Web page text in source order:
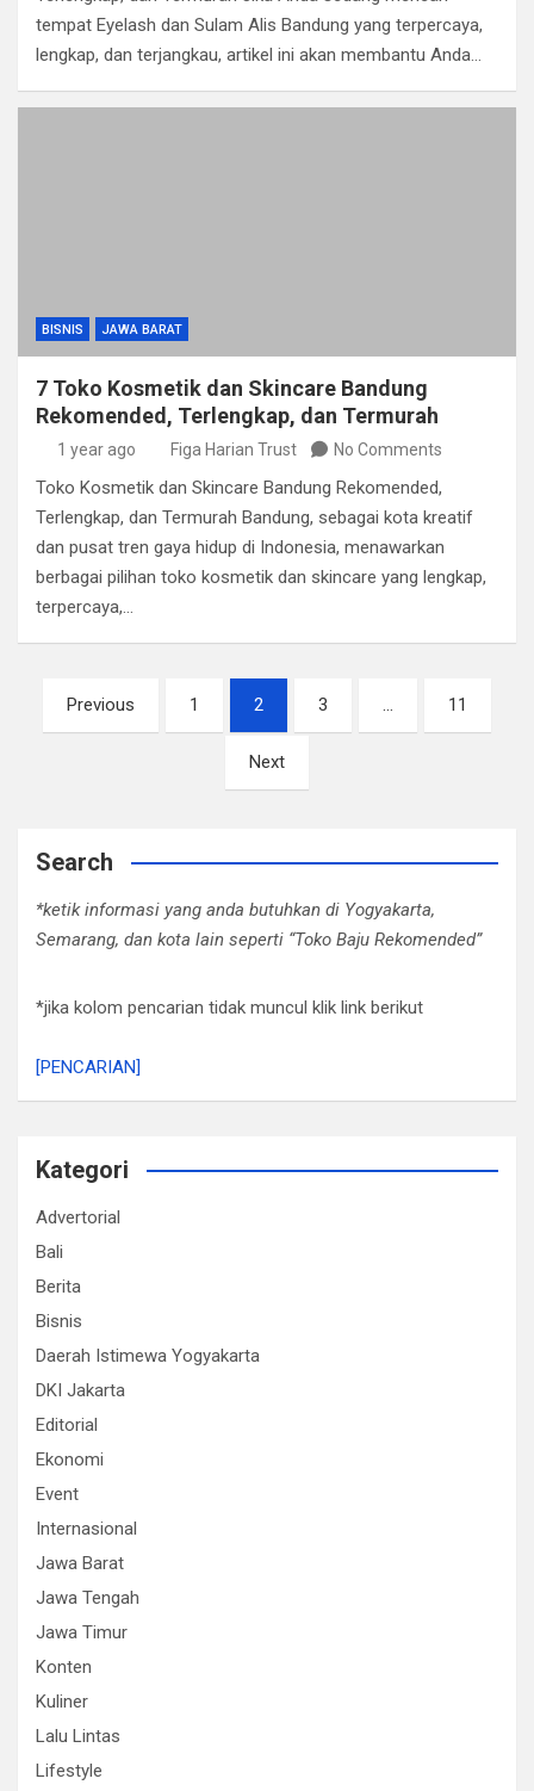
tempat Eyelash dan Sulam Alis Bandung yang terpercaya,
lengkap, dan terjangkau, artikel ini akan membantu Anda…
BISNIS JAWA BARAT
7 Toko Kosmetik dan Skincare Bandung
Rekomended, Terlengkap, dan Termurah
1 year ago Figa Harian Trust No Comments
Toko Kosmetik dan Skincare Bandung Rekomended,
Terlengkap, dan Termurah ​Bandung, sebagai kota kreatif
dan pusat tren gaya hidup di Indonesia, menawarkan
berbagai pilihan toko kosmetik dan skincare yang lengkap,
terpercaya,…
Posts
pagination
Previous 1 2 3 … 11
Next
Search
*ketik informasi yang anda butuhkan di Yogyakarta,
Semarang, dan kota lain seperti “Toko Baju Rekomended”
*jika kolom pencarian tidak muncul klik link berikut
[PENCARIAN]
Kategori
Advertorial
Bali
Berita
Bisnis
Daerah Istimewa Yogyakarta
DKI Jakarta
Editorial
Ekonomi
Event
Internasional
Jawa Barat
Jawa Tengah
Jawa Timur
Konten
Kuliner
Lalu Lintas
Lifestyle